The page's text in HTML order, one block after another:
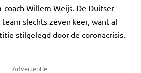
Willem Weijs. De Duitser
slechts zeven keer, want al
stilgelegd door de coronacrisis.
Advertentie